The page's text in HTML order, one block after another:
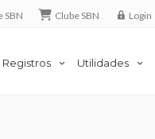
SBN Clube SBN Login
Registros Utilidades